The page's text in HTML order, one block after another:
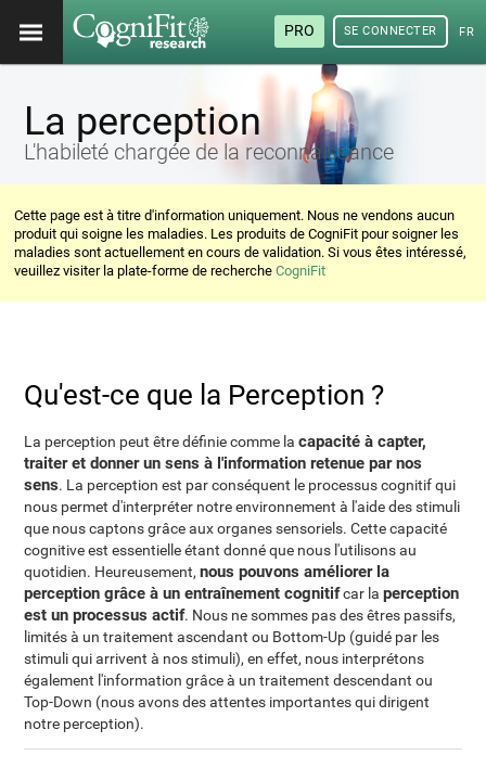
PRO SE CONNECTER
La perception
L'habileté chargée de la reconnaissance
Cette page est à titre d'information uniquement. Nous ne vendons aucun
produit qui soigne les maladies. Les produits de CogniFit pour soigner les
maladies sont actuellement en cours de validation. Si vous êtes intéressé,
veuillez visiter la plate-forme de rechercheCogniFit
Qu'est-ce que la Perception ?
La perception peut être définie comme lacapacité à capter,
traiter et donner un sens à l'information retenue par nos
sens. La perception est par conséquent le processus cognitif qui
nous permet d'interpréter notre environnement à l'aide des stimuli
que nous captons grâce aux organes sensoriels. Cette capacité
cognitive est essentielle étant donné que nous l'utilisons au
quotidien. Heureusement,nous pouvons améliorer la
perception grâce à un entraînement cognitifcar laperception
est un processus actif. Nous ne sommes pas des êtres passifs,
limités à un traitement ascendant ou Bottom-Up (guidé par les
stimuli qui arrivent à nos stimuli), en effet, nous interprétons
également l'information grâce à un traitement descendant ou
Top-Down (nous avons des attentes importantes qui dirigent
notre perception).